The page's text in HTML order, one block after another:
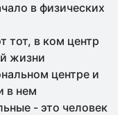
в физических
тот, в ком центр
жизни
центре и
в нем
- это человек